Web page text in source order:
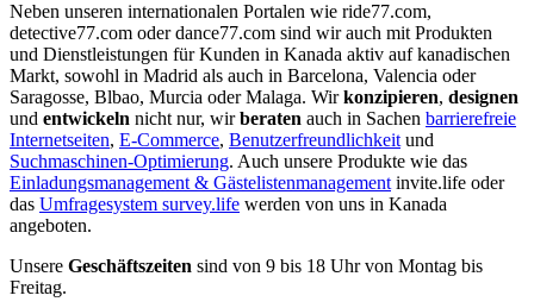
Neben unseren internationalen Portalen wie ride77.com,
detective77.com oder dance77.com sind wir auch mit Produkten
und Dienstleistungen für Kunden in Kanada aktiv auf kanadischen
Markt, sowohl in Madrid als auch in Barcelona, Valencia oder
Saragosse, Blbao, Murcia oder Malaga. Wirkonzipieren, designen
und entwickeln nicht nur, wirberaten auch in Sachen barrierefreie
Internetseiten, E-Commerce, Benutzerfreundlichkeit und
Suchmaschinen-Optimierung. Auch unsere Produkte wie das
Einladungsmanagement & Gästelistenmanagement invite.life oder
das Umfragesystem survey.life werden von uns in Kanada
angeboten.
Unsere Geschäftszeiten sind von 9 bis 18 Uhr von Montag bis
Freitag.